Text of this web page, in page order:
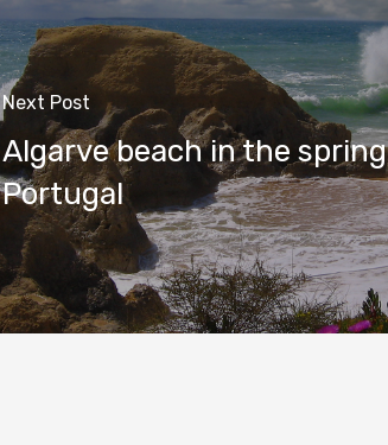
Next Post
Algarve beach in the spring
Portugal